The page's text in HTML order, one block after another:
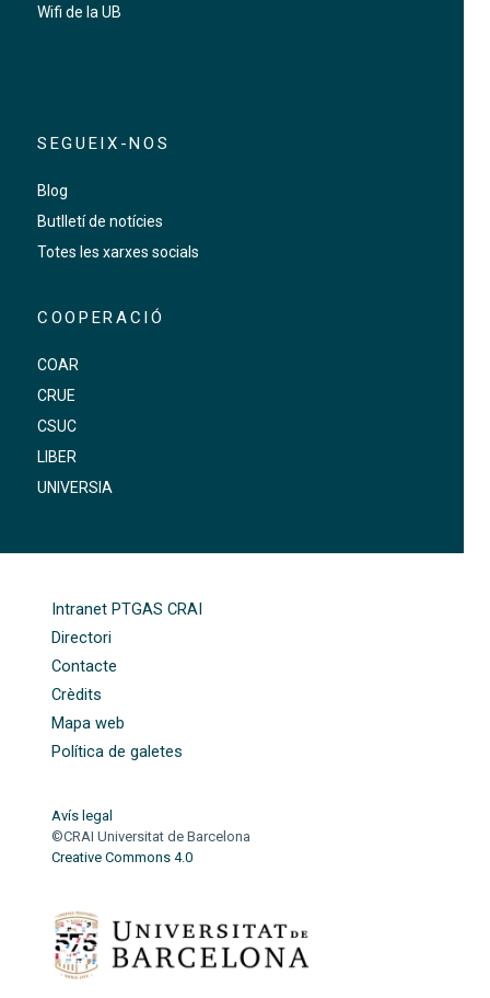
Wifi de la UB
SEGUEIX-NOS
Blog
Butlletí de notícies
Totes les xarxes socials
COOPERACIÓ
COAR
CRUE
CSUC
LIBER
UNIVERSIA
Intranet PTGAS CRAI
Directori
Contacte
Crèdits
Mapa web
Política de galetes
Avís legal
©CRAI Universitat de Barcelona
Creative Commons 4.0